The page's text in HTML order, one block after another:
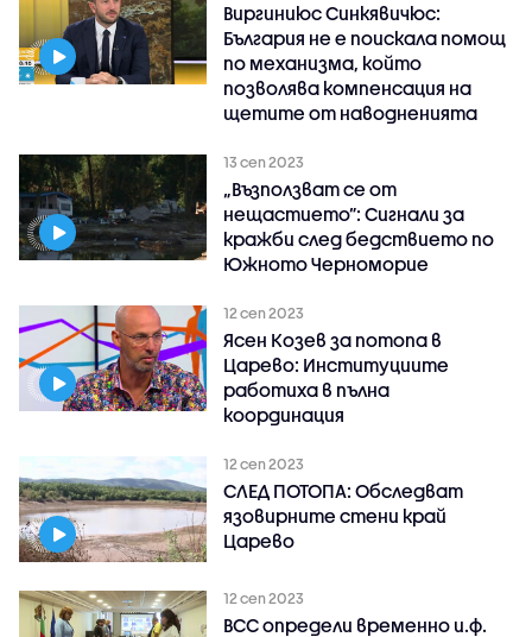
Виргиниюс Синкявичюс:
България не е поискала помощ
по механизма, който
позволява компенсация на
щетите от наводненията
13 сеп 2023
„Възползват се от
нещастието”: Сигнали за
кражби след бедствието по
Южното Черноморие
12 сеп 2023
Ясен Козев за потопа в
Царево: Институциите
работиха в пълна
координация
12 сеп 2023
СЛЕД ПОТОПА: Обследват
язовирните стени край
Царево
12 сеп 2023
ВСС определи временно и.ф.